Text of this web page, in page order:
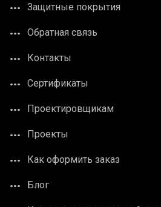
Защитные покрытия
Обратная связь
Контакты
Сертификаты
Проектировщикам
Проекты
Как оформить заказ
Блог